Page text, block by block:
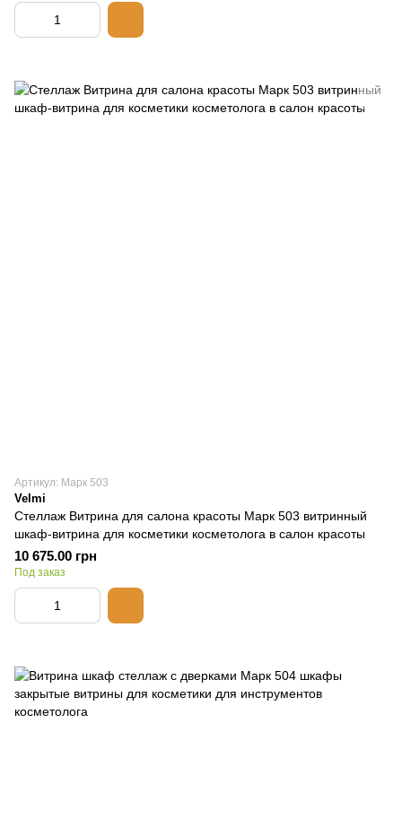
Артикул: Марк 503
Velmi
Стеллаж Витрина для салона красоты Марк 503 витринный
шкаф-витрина для косметики косметолога в салон красоты
10 675.00 грн
Под заказ